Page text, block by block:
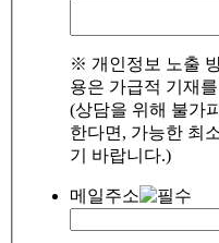
※ 개인정보 노출
용은 가급적 기재
(상담을 위해 불가
한다면, 가능한 최
기 바랍니다.)
메일주소